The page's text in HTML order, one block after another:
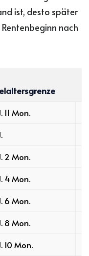
ist, desto später
nach
11 Mon.
2 Mon.
4 Mon.
6 Mon.
8 Mon.
10 Mon.